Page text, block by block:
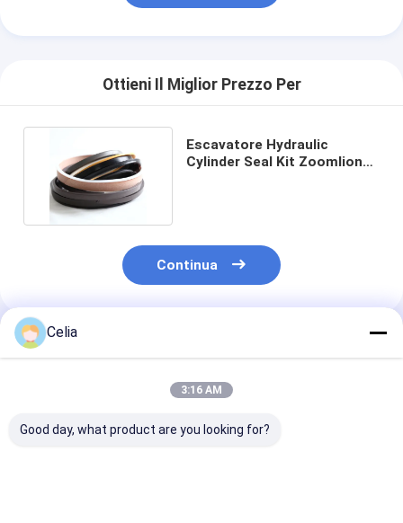
Ottieni Il Miglior Prezzo Per
Escavatore Hydraulic
Cylinder Seal Kit Zoomlion
Continua
Prodotti Raccomandati
Celia
3:16 AM
Good day, what product are you looking for?